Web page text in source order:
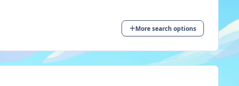
More search options